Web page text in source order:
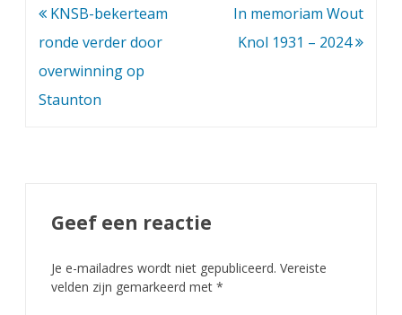
Bericht
navigatie
KNSB-bekerteam
ronde verder door
overwinning op
Staunton
In memoriam Wout
Knol 1931 – 2024
Geef een reactie
Je e-mailadres wordt niet gepubliceerd. Vereiste
velden zijn gemarkeerd met *